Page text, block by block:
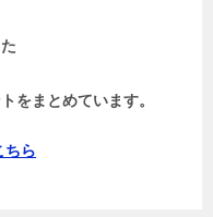
をまとめています。
ちら